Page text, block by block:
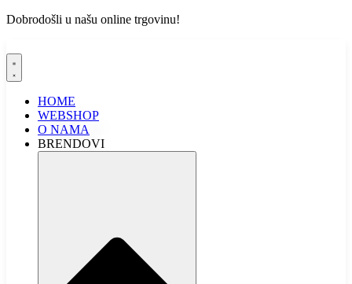
Dobrodošli u našu online trgovinu!
HOME
WEBSHOP
O NAMA
BRENDOVI